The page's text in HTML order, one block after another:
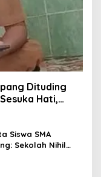
Dituding
Hati,
Siswa SMA
Sekolah Nihil
& Paket